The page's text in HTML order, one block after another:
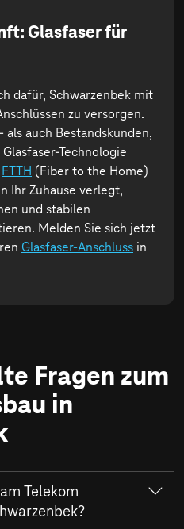
Glasfaser für
dafür, Schwarzenbek mit
zu versorgen.
auch Bestandskunden,
Technologie
FTTH (Fiber to the Home)
Ihr Zuhause verlegt,
und stabilen
Melden Sie sich jetzt
Glasfaser-Anschluss in
Fragen zum
in
Telekom